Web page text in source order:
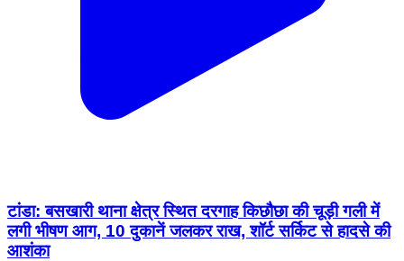
टांडा: बसखारी थाना क्षेत्र स्थित दरगाह किछौछा की चूड़ी गली में
लगी भीषण आग, 10 दुकानें जलकर राख, शॉर्ट सर्किट से हादसे की
आशंका